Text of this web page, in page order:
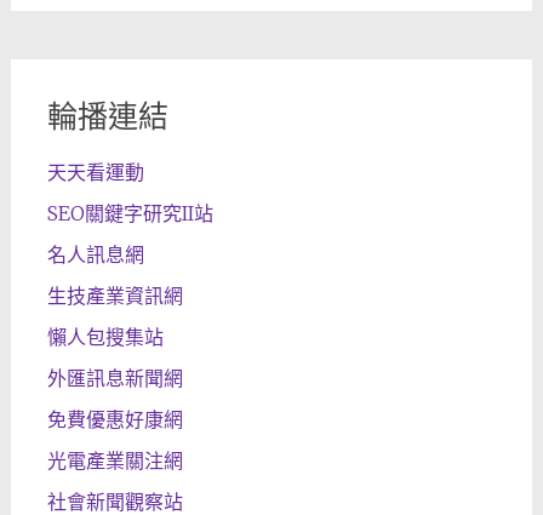
輪播連結
天天看運動
SEO關鍵字研究II站
名人訊息網
生技產業資訊網
懶人包搜集站
外匯訊息新聞網
免費優惠好康網
光電產業關注網
社會新聞觀察站